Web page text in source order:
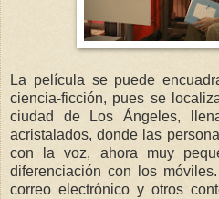
La película se puede
ciencia-ficción, pues se
ciudad de Los Ángeles,
acristalados, donde las
con la voz, ahora muy
diferenciación con los
correo electrónico y otros